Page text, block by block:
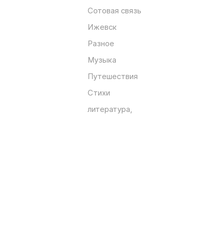
Сотовая связь
Ижевск
Разное
Музыка
Путешествия
Стихи
литература,